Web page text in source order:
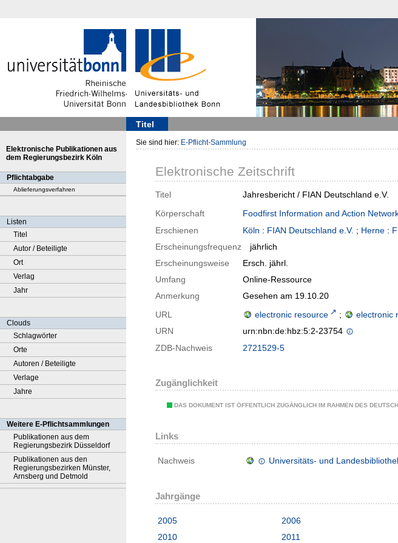
Titel
Elektronische Publikationen aus
dem Regierungsbezirk Köln
Pflichtabgabe
Ablieferungsverfahren
Listen
Titel
Autor / Beteiligte
Ort
Verlag
Jahr
Clouds
Schlagwörter
Orte
Autoren / Beteiligte
Verlage
Jahre
Weitere E-Pflichtsammlungen
Publikationen aus dem
Regierungsbezirk Düsseldorf
Publikationen aus den
Regierungsbezirken Münster,
Arnsberg und Detmold
Sie sind hier: E-Pflicht-Sammlung
Elektronische Zeitschrift
Titel
Jahresbericht / FIAN Deutschland e.V.
Körperschaft
Foodfirst Information and Action
Erschienen
Köln : FIAN Deutschland e.V. ; Herne :
Erscheinungsfrequenz
jährlich
Erscheinungsweise
Ersch. jährl.
Umfang
Online-Ressource
Anmerkung
Gesehen am 19.10.20
URL
electronic resource ;
electronic
URN
urn:nbn:de:hbz:5:2-23754
ZDB-Nachweis
2721529-5
Zugänglichkeit
DAS DOKUMENT IST ÖFFENTLICH ZUGÄNGLICH IM RAHMEN DES
Links
Nachweis Universitäts- und
Jahrgänge
2005 2006
2010
2011